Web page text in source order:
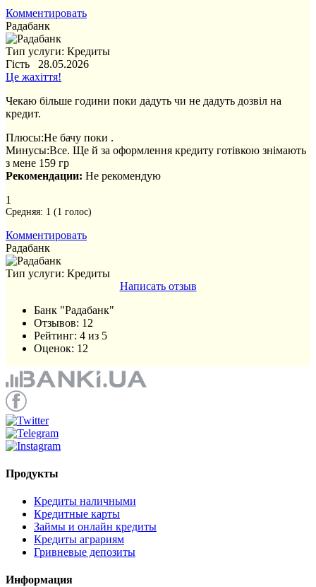
Комментировать
Радабанк
Тип услуги: Кредиты
Гість 28.05.2026
Це жахіття!
Чекаю більше години поки дадуть чи не дадуть дозвіл на
кредит.
Плюсы:Не бачу поки .
Минусы:Все. Ще й за оформлення кредиту готівкою знімають
з мене 159 гр
Рекомендации: Не рекомендую
1
Средняя: 1 (1 голос)
Комментировать
Радабанк
Тип услуги: Кредиты
Написать отзыв
Банк "Радабанк"
Отзывов: 12
Рейтинг: 4 из 5
Оценок: 12
Продукты
Кредиты наличными
Кредитные карты
Займы и онлайн кредиты
Кредиты аграриям
Гривневые депозиты
Информация